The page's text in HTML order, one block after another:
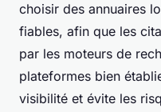
choisir des annuaires
fiables, afin que les
par les moteurs de
plateformes bien
visibilité et évite les